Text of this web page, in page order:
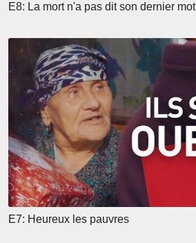
E8: La mort n'a pas dit son dernier mot
E7: Heureux les pauvres